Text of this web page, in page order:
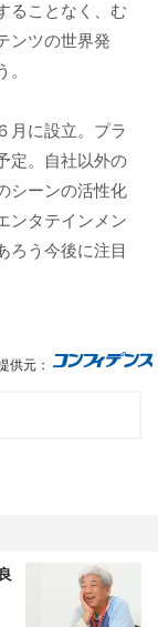
ることなく、む
ンツの世界発
月に設立。プラ
定。自社以外の
シーンの活性化
ンタテインメン
ろう今後に注目
供元：